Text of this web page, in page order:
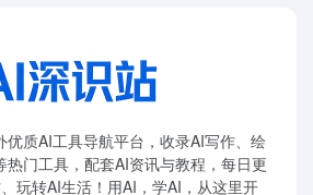
质AI工具导航平台，收录AI写作、绘
热门工具，配套AI资讯与教程，每日更
玩转AI生活！用AI，学AI，从这里开